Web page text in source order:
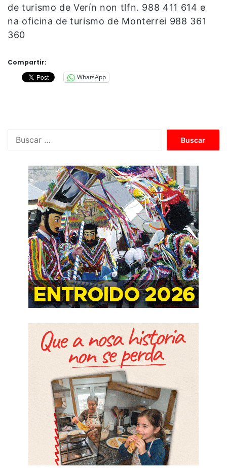
de turismo de Verín non tlfn. 988 411 614 e
na oficina de turismo de Monterrei 988 361
360
Compartir:
WhatsApp
c
a
r
: